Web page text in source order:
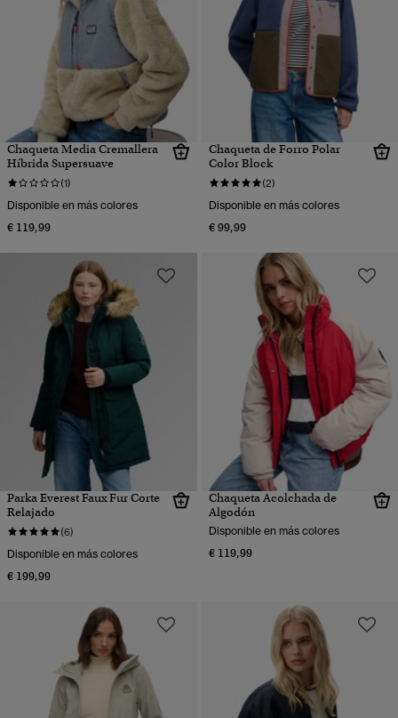
Chaqueta Media Cremallera
Híbrida Supersuave
(1)
Disponible en más colores
€ 119,99
Chaqueta de Forro Polar
Color Block
(2)
Disponible en más colores
€ 99,99
Parka Everest Faux Fur Corte
Relajado
(6)
Disponible en más colores
€ 199,99
Chaqueta Acolchada de
Algodón
Disponible en más colores
€ 119,99